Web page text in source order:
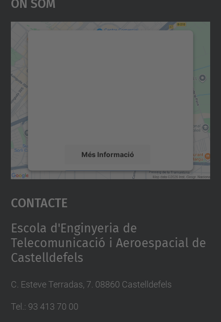
Més Informació
Accepta
powered by
Contacte
Escola d'Enginyeria de
Telecomunicació i Aeroespacial de
Castelldefels
C. Esteve Terradas, 7. 08860 Castelldefels
Tel.: 93 413 70 00